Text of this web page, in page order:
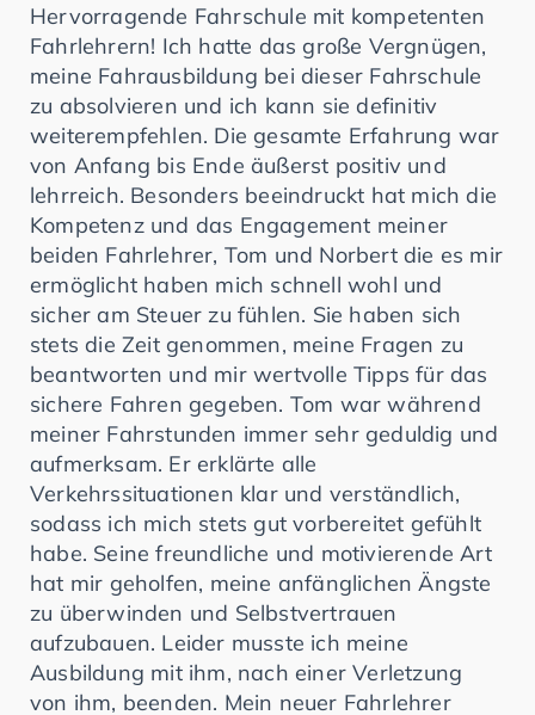
Hervorragende Fahrschule mit kompetenten
Fahrlehrern! Ich hatte das große Vergnügen,
meine Fahrausbildung bei dieser Fahrschule
zu absolvieren und ich kann sie definitiv
weiterempfehlen. Die gesamte Erfahrung war
von Anfang bis Ende äußerst positiv und
lehrreich. Besonders beeindruckt hat mich die
Kompetenz und das Engagement meiner
beiden Fahrlehrer, Tom und Norbert die es mir
ermöglicht haben mich schnell wohl und
sicher am Steuer zu fühlen. Sie haben sich
stets die Zeit genommen, meine Fragen zu
beantworten und mir wertvolle Tipps für das
sichere Fahren gegeben. Tom war während
meiner Fahrstunden immer sehr geduldig und
aufmerksam. Er erklärte alle
Verkehrssituationen klar und verständlich,
sodass ich mich stets gut vorbereitet gefühlt
habe. Seine freundliche und motivierende Art
hat mir geholfen, meine anfänglichen Ängste
zu überwinden und Selbstvertrauen
aufzubauen. Leider musste ich meine
Ausbildung mit ihm, nach einer Verletzung
von ihm, beenden. Mein neuer Fahrlehrer